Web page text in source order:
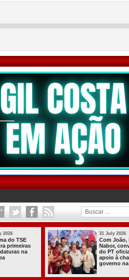
31 July 2026
Com João, Lucas e
Nabor, convenção
do PT oficializa
apoio à chapa do
governo na PB